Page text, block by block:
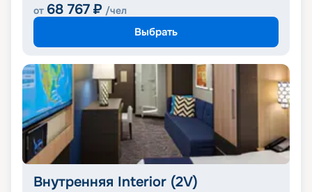
от 68 767 ₽ /чел
Выбрать
Внутренняя Interior (2V)